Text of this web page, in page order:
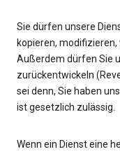
Sie dürfen unsere
kopieren,
Außerdem dürfen Sie
zurückentwickeln
sei denn, Sie haben
ist gesetzlich zulässig.
Wenn ein Dienst eine